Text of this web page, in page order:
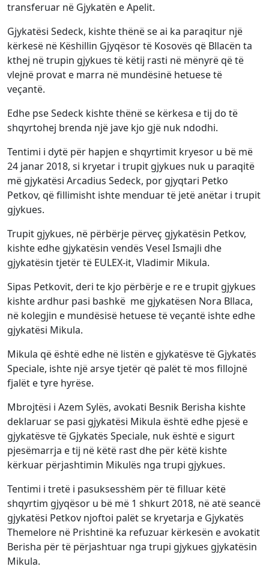
transferuar në Gjykatën e Apelit.
Gjykatësi Sedeck, kishte thënë se ai ka paraqitur një
kërkesë në Këshillin Gjyqësor të Kosovës që Bllacën ta
kthej në trupin gjykues të këtij rasti në mënyrë që të
vlejnë provat e marra në mundësinë hetuese të
veçantë.
Edhe pse Sedeck kishte thënë se kërkesa e tij do të
shqyrtohej brenda një jave kjo gjë nuk ndodhi.
Tentimi i dytë për hapjen e shqyrtimit kryesor u bë më
24 janar 2018, si kryetar i trupit gjykues nuk u paraqitë
më gjykatësi Arcadius Sedeck, por gjyqtari Petko
Petkov, që fillimisht ishte menduar të jetë anëtar i trupit
gjykues.
Trupit gjykues, në përbërje përveç gjykatësin Petkov,
kishte edhe gjykatësin vendës Vesel Ismajli dhe
gjykatësin tjetër të EULEX-it, Vladimir Mikula.
Sipas Petkovit, deri te kjo përbërje e re e trupit gjykues
kishte ardhur pasi bashkë me gjykatësen Nora Bllaca,
në kolegjin e mundësisë hetuese të veçantë ishte edhe
gjykatësi Mikula.
Mikula që është edhe në listën e gjykatësve të Gjykatës
Speciale, ishte një arsye tjetër që palët të mos fillojnë
fjalët e tyre hyrëse.
Mbrojtësi i Azem Sylës, avokati Besnik Berisha kishte
deklaruar se pasi gjykatësi Mikula është edhe pjesë e
gjykatësve të Gjykatës Speciale, nuk është e sigurt
pjesëmarrja e tij në këtë rast dhe për këtë kishte
kërkuar përjashtimin Mikulës nga trupi gjykues.
Tentimi i tretë i pasuksesshëm për të filluar këtë
shqyrtim gjyqësor u bë më 1 shkurt 2018, në atë seancë
gjykatësi Petkov njoftoi palët se kryetarja e Gjykatës
Themelore në Prishtinë ka refuzuar kërkesën e avokatit
Berisha për të përjashtuar nga trupi gjykues gjykatësin
Mikula.